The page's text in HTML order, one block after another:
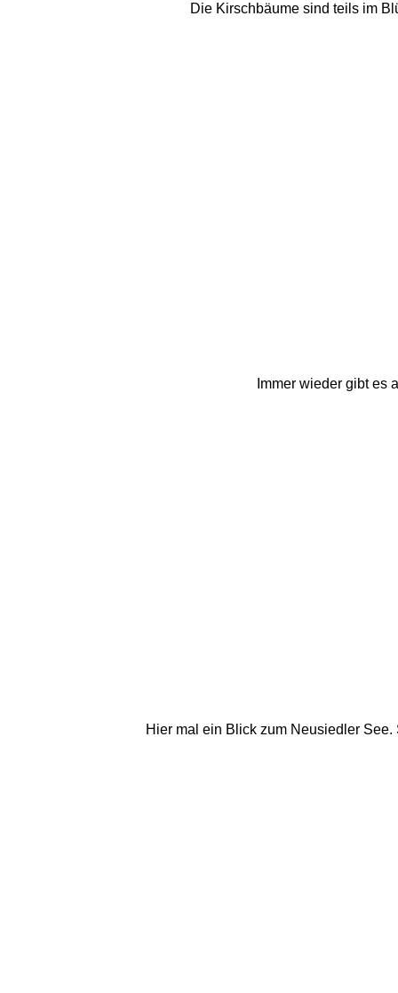
Die Kirschbäume sind teils im
Immer wieder gibt es
Hier mal ein Blick zum Neusiedler